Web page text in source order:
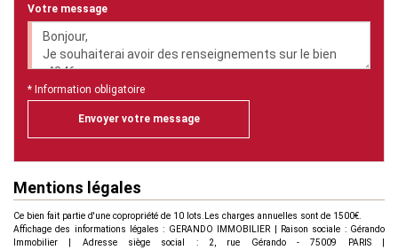
Votre message
* Information obligatoire
Envoyer votre message
Mentions légales
Ce bien fait partie d'une copropriété de 10 lots.Les charges annuelles sont de 1500€.
Affichage des informations légales : GERANDO IMMOBILIER | Raison sociale : Gérando
Immobilier | Adresse siège social : 2, rue Gérando - 75009 PARIS |